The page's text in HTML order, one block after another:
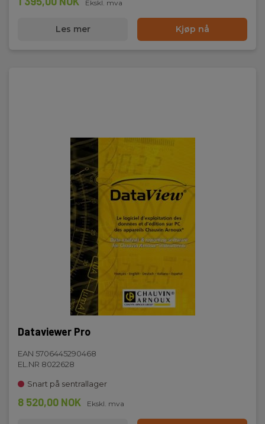
Ekskl. mva
Les mer Kjøp nå
Dataviewer Pro
EAN 5706445290468
EL.NR 8022628
Snart på sentrallager
8 520,00 NOK Ekskl. mva